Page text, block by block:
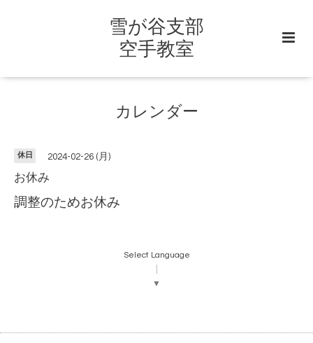
雪が谷支部
空手教室
カレンダー
休日 2024-02-26 (月)
お休み
調整のためお休み
Select Language
▼